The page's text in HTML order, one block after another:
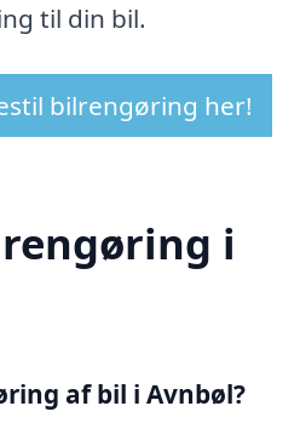
til din bil.
bilrengøring her!
i
af bil i Avnbøl?